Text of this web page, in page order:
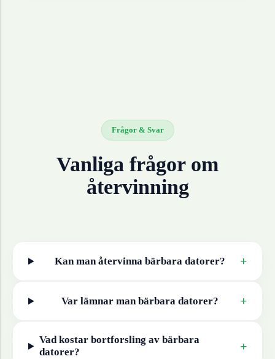
Frågor & Svar
Vanliga frågor om
återvinning
Kan man återvinna bärbara datorer? +
Var lämnar man bärbara datorer? +
Vad kostar bortforsling av bärbara
datorer? +